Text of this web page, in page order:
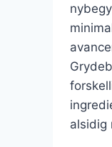
alsidig